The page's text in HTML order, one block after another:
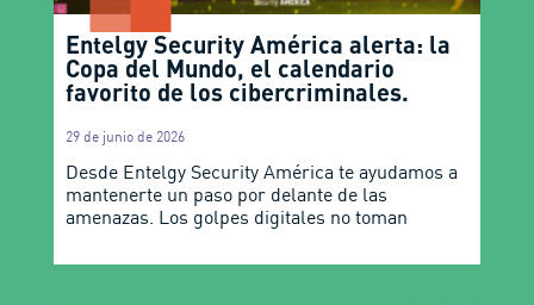
Entelgy Security América alerta: la
Copa del Mundo, el calendario
favorito de los cibercriminales.
29 de junio de 2026
Desde Entelgy Security América te ayudamos a
mantenerte un paso por delante de las
amenazas. Los golpes digitales no toman